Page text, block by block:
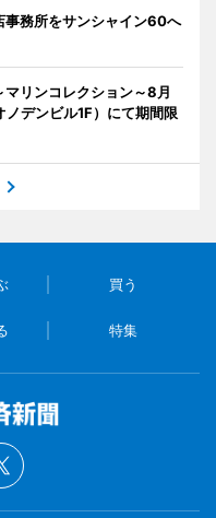
事務所をサンシャイン60へ
マリンコレクション～8月
デンビル1F）にて期間限
買う
特集